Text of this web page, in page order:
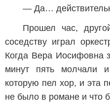
— Да…
Прошел час,
соседству играл
Когда Вера Иосифовна
минут пять молчали
которую пел хор, и эта
не было в романе и что